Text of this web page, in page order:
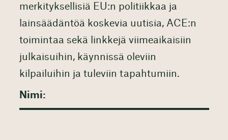
merkityksellisiä EU:n politiikkaa ja
lainsäädäntöä koskevia uutisia, ACE:n
toimintaa sekä linkkejä viimeaikaisiin
julkaisuihin, käynnissä oleviin
kilpailuihin ja tuleviin tapahtumiin.